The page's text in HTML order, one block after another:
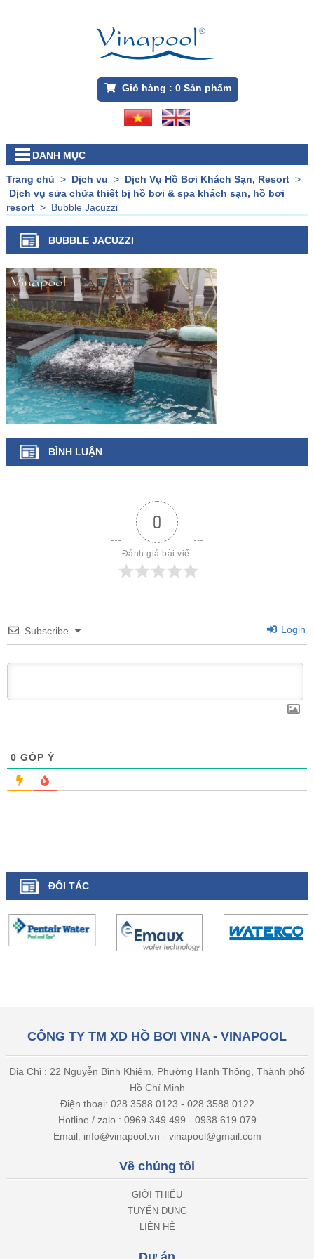
Giỏ hàng : 0Sản phẩm
DANH MỤC
Trang chủ > Dịch vu > Dịch Vụ Hồ Bơi Khách Sạn, Resort>
Dịch vụ sửa chữa thiết bị hồ bơi & spa khách sạn, hồ bơi
resort> Bubble Jacuzzi
BUBBLE JACUZZI
BÌNH LUẬN
0
Đánh giá bài viết
Subscribe Login
0 GÓP Ý
ĐỐI TÁC
CÔNG TY TM XD HỒ BƠI VINA - VINAPOOL
Địa Chỉ : 22 Nguyễn Bỉnh Khiêm, Phường Hạnh Thông, Thành phố
Hồ Chí Minh
Điện thoại: 028 3588 0123 - 028 3588 0122
Hotline / zalo : 0969 349 499 - 0938 619 079
Email: info@vinapool.vn - vinapool@gmail.com
Về chúng tôi
GIỚI THIỆU
TUYỂN DỤNG
LIÊN HỆ
Dự án